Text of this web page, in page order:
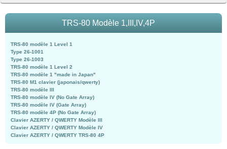
TRS-80 Modèle 1,III,IV,4P
TRS-80 modèle 1 Level 1
Type 26-1001
Type 26-1003
TRS-80 modèle 1 Level 2
TRS-80 modèle 1 "made in Japan"
TRS-80 M1 clavier (japonais/qwerty)
TRS-80 modèle III
TRS-80 modèle IV (No Gate Array)
TRS-80 modèle IV (Gate Array)
TRS-80 modèle 4P (No Gate Array)
Clavier AZERTY / QWERTY Modèle III
Clavier AZERTY / QWERTY Modèle IV
Clavier AZERTY / QWERTY TRS-80 4P